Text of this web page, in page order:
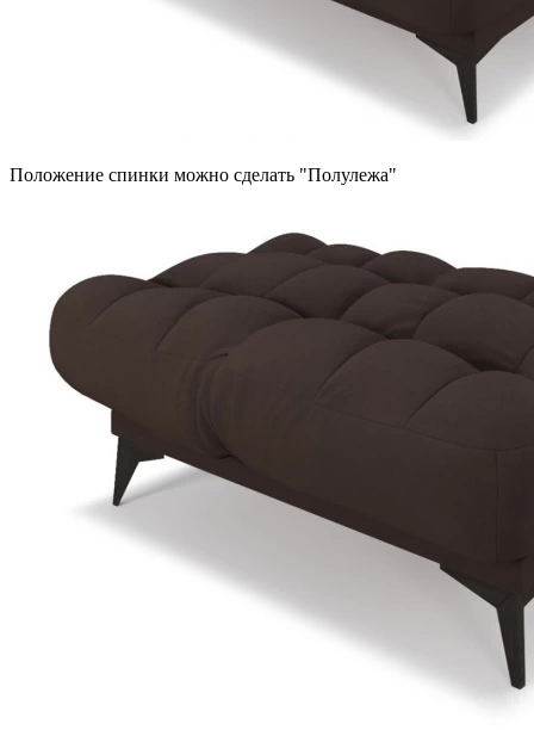
Положение спинки можно сделать "Полулежа"